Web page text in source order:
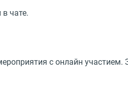
чате.
с онлайн участием.